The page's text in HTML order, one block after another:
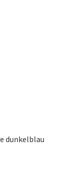
dunkelblau